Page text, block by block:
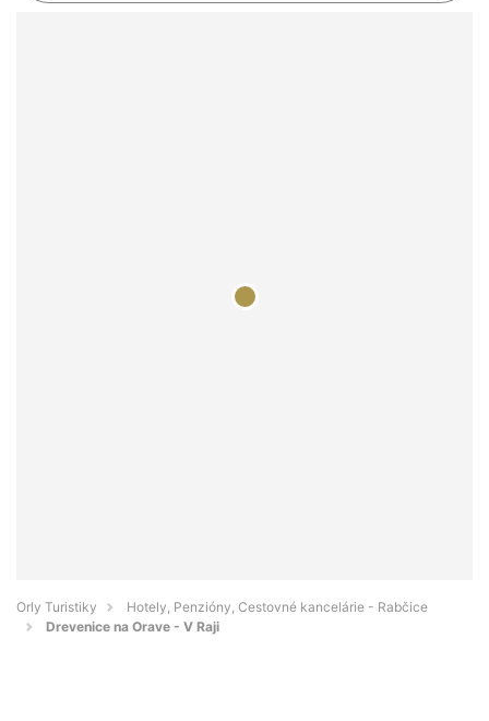
Orly Turistiky
Hotely, Penzióny, Cestovné kancelárie - Rabčice
Drevenice na Orave - V Raji